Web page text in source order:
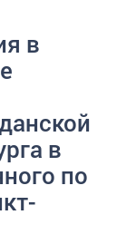
в
в
по